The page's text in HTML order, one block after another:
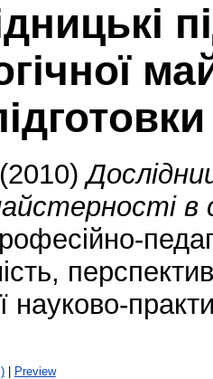
(2010)
науково-
| Preview